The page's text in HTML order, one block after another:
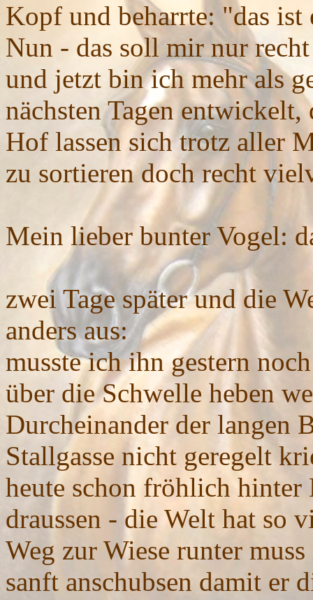
Kopf und beharrte: "das
Nun - das soll mir nur
und jetzt bin ich mehr als
nächsten Tagen entwickelt,
Hof lassen sich trotz aller
zu sortieren doch recht
Mein lieber bunter Vogel:
zwei Tage später und die
anders aus:
musste ich ihn gestern
über die Schwelle heben
Durcheinander der langen
Stallgasse nicht geregelt
heute schon fröhlich hinter
draussen - die Welt hat so
Weg zur Wiese runter
sanft anschubsen damit er